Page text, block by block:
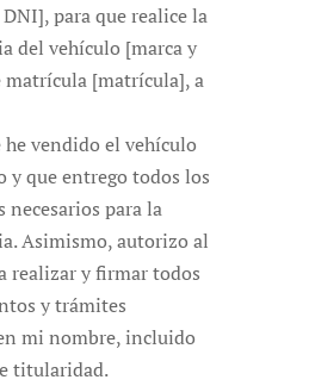
para que realice la
del vehículo [marca y
matrícula [matrícula], a
he vendido el vehículo
y que entrego todos los
necesarios para la
Asimismo, autorizo al
realizar y firmar todos
y trámites
mi nombre, incluido
titularidad.